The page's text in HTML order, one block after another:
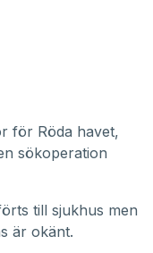
för Röda havet,
sökoperation
till sjukhus men
är okänt.